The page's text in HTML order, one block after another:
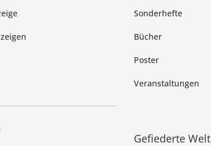
Sonderhefte
Bücher
Poster
Veranstaltungen
Gefiederte Welt